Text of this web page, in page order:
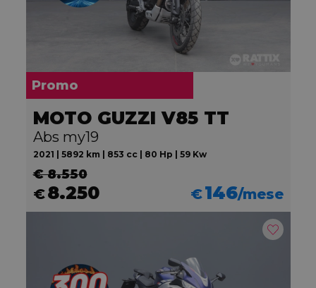
Promo
MOTO GUZZI V85 TT
Abs my19
2021 | 5892 km | 853 cc | 80 Hp | 59 Kw
€ 8.550
€8.250 €146/mese